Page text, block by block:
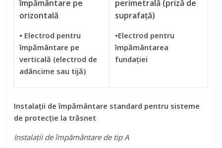
împământare pe
orizontală
• Electrod pentru
împământare pe
verticală (electrod de
adâncime sau tijă)
perimetrală (priză de
suprafață)
•Electrod pentru
împământarea
fundației
Instalații de împământare standard pentru sisteme
de protecție la trăsnet
Instalații de împământare de tip A